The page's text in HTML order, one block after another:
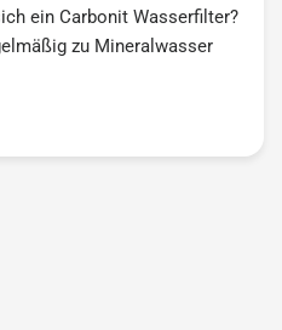
ein Carbonit Wasserfilter?
zu Mineralwasser